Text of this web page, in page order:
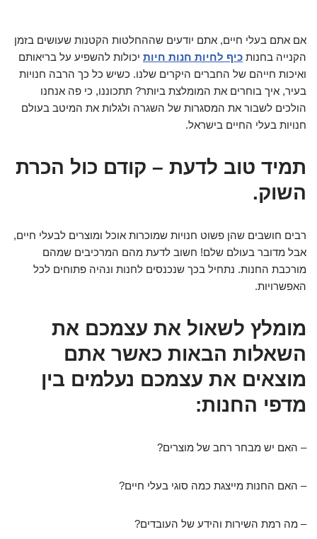
אם אתם בעלי חיים, אתם יודעים שההחלטות הקטנות שעושים בזמן
הקנייה בחנות כיף לחיות חנות חיות יכולות להשפיע על בריאותם
ואיכות חייהם של החברים היקרים שלנו. כשיש כל כך הרבה חנויות
בעיר, איך בוחרים את המומלצת ביותר? תתכוננו, כי פה אנחנו
הולכים לשבור את המסגרות של השגרה ולגלות את המיטב בעולם
חנויות בעלי החיים בישראל.
תמיד טוב לדעת – קודם כול הכרת
השוק.
רבים חושבים שהן פשוט חנויות שמוכרות אוכל ומוצרים לבעלי חיים,
אבל מדובר בעולם שלם! חשוב לדעת מהם המרכיבים שמהם
מורכבת החנות. נתחיל בכך שנכנסים לחנות ונהיה פתוחים לכל
האפשרויות.
מומלץ לשאול את עצמכם את
השאלות הבאות כאשר אתם
מוצאים את עצמכם נעלמים בין
מדפי החנות:
– האם יש מבחר רחב של מוצרים?
– האם החנות מייצגת כמה סוגי בעלי חיים?
– מה רמת השירות והידע של העובדים?